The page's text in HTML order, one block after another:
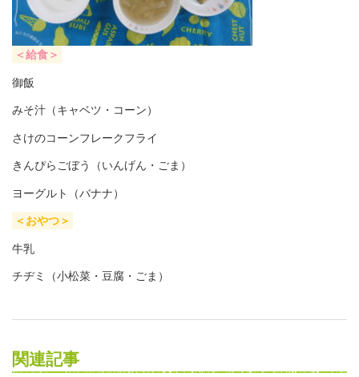
＜給食＞
御飯
みそ汁（キャベツ・コーン）
さけのコーンフレークフライ
きんぴらごぼう（いんげん・ごま）
ヨーグルト（バナナ）
＜おやつ＞
牛乳
チヂミ（小松菜・豆腐・ごま）
関連記事